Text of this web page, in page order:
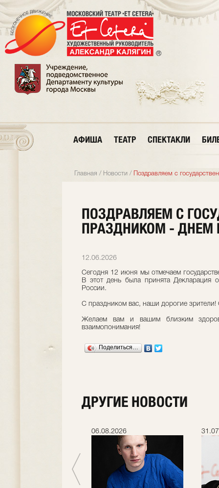
АФИША ТЕАТР СПЕКТАКЛИ
Главная / Новости / Поздравляем с
ПОЗДРАВЛЯЕМ С
ПРАЗДНИКОМ - ДНЕМ
12.06.2026
Сегодня 12 июня мы отмечаем
В этот день была принята Декларация о
России.
С праздником вас, наши дорогие
Желаем вам и вашим близким
взаимопонимания!
Поделиться…
ДРУГИЕ НОВОСТИ
06.08.2026